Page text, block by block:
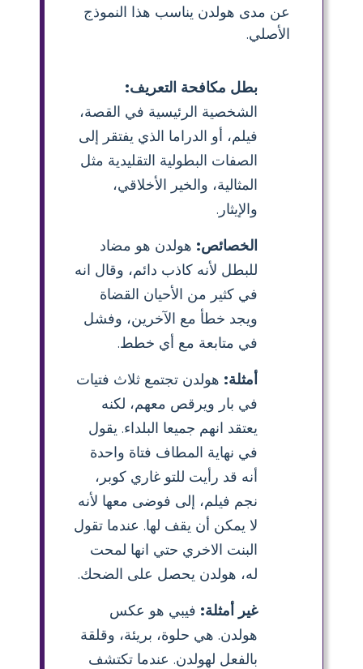
عن مدى هولدن يناسب هذا النموذج
الأصلي.
بطل مكافحة التعريف:
الشخصية الرئيسية في القصة،
فيلم، أو الدراما الذي يفتقر إلى
الصفات البطولية التقليدية مثل
المثالية، والخير الأخلاقي،
والإيثار.
الخصائص: هولدن هو مضاد
للبطل لأنه كاذب دائم، وقال انه
في كثير من الأحيان القضاة
ويجد خطأ مع الآخرين، وفشل
في متابعة مع أي خطط.
أمثلة: هولدن تجتمع ثلاث فتيات
في بار ويرقص معهم، لكنه
يعتقد انهم جميعا البلداء. يقول
في نهاية المطاف فتاة واحدة
أنه قد رأيت للتو غاري كوبر،
نجم فيلم، إلى فوضى معها لأنه
لا يمكن أن يقف لها. عندما تقول
البنت الاخري حتي انها لمحت
له، هولدن يحصل على الضحك.
غير أمثلة: فيبي هو عكس
هولدن. هي حلوة، بريئة، وقلقة
بالفعل لهولدن. عندما تكتشف